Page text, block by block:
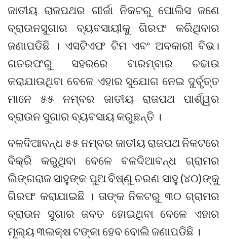
ଜାତୀୟ ରାଜପଥର ଗୀର୍ଜା ନିକଟରୁ ପୋଲିସ ଜଣେ
ବ୍ରାଉନସୁଗାର ବ୍ୟବସାୟୀକୁ ଗିରଫ କରିଥିବାର
ଜଣାପଡିଛି । ଏସଟିଏଫ ଟିମ ଏବଂ ଅବକାରୀ ବିଭ।
ଗତରଫରୁ ସହରରେ ବାରମ୍ବାର ଚଢାଉ
କରାଯାଉଥିବା ବେଳେ ଏହାର ସୁଯୋଗ ନେଇ ଦୁର୍ବୃତ୍ତ
ମାନେ ୫୫ ନମ୍ବର ଜାତୀୟ ରାଜପଥ ପାର୍ଶ୍ୱର
ବ୍ରାଉନ ସୁଗାର ବ୍ୟବସାୟ କରୁଛନ୍ତି ।
ବଳଦିଆବନ୍ଧ ୫୫ ନମ୍ବର ଜାତୀୟ ରାଜପଥ ନିକଟରେ
ବିକ୍ରି କରୁଥିବା ବେଳେ ବଳଦିଆବନ୍ଧ ଗ୍ରାମର
ଲିଙ୍ଗରାଜ ସାହୁଙ୍କ ପୁଅ ବିଷ୍ଣୁ ଚରଣ ସାହୁ (୪୦)ଙ୍କୁ
ଗିରଫ କରାଯାଇଛି । ତାଙ୍କ ନିକଟରୁ ୩୦ ଗ୍ରାମର
ବ୍ରାଉନ ସୁଗାର ଜବତ ହୋଇଥିବା ବେଳେ ଏହାର
ମୂଲ୍ୟ ୩ଲକ୍ଷ ଟଙ୍କା ହେବ ବୋଲି ଜଣାପଡିଛି ।